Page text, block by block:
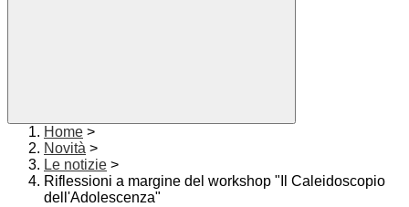
Home >
Novità >
Le notizie >
Riflessioni a margine del workshop "Il Caleidoscopio
dell'Adolescenza"